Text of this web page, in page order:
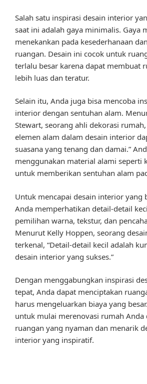
Salah satu inspirasi desain interior
saat ini adalah gaya minimalis. Gaya
menekankan pada kesederhanaan
ruangan. Desain ini cocok untuk
terlalu besar karena dapat membuat
lebih luas dan teratur.
Selain itu, Anda juga bisa mencoba
interior dengan sentuhan alam.
Stewart, seorang ahli dekorasi
elemen alam dalam desain interior
suasana yang tenang dan damai.”
menggunakan material alami seperti
untuk memberikan sentuhan alam
Untuk mencapai desain interior yang
Anda memperhatikan detail-detail
pemilihan warna, tekstur, dan
Menurut Kelly Hoppen, seorang
terkenal, “Detail-detail kecil adalah
desain interior yang sukses.”
Dengan menggabungkan inspirasi
tepat, Anda dapat menciptakan
harus mengeluarkan biaya yang
untuk mulai merenovasi rumah Anda
ruangan yang nyaman dan menarik
interior yang inspiratif.